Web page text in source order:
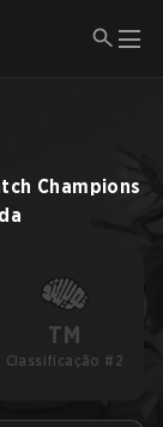
Champions
TM
Classificação #2